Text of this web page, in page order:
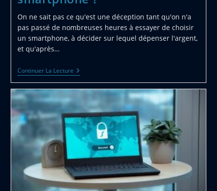
On ne sait pas ce qu'est une déception tant qu'on n'a
pas passé de nombreuses heures à essayer de choisir
un smartphone, à décider sur lequel dépenser l'argent,
et qu'après…
Continuer La LectureComment
Choisir
Un
Smartphone
?